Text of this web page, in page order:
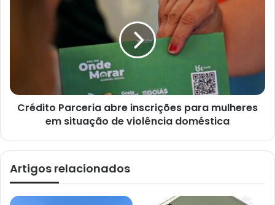
Crédito Parceria abre inscrições para mulheres
em situação de violência doméstica
Artigos relacionados